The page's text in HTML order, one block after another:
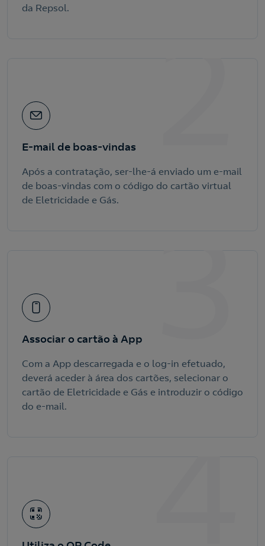
da Repsol.
E-mail de boas-vindas
Após a contratação, ser-lhe-á enviado um e-mail
de boas-vindas com o código do cartão virtual
de Eletricidade e Gás.
Associar o cartão à App
Com a App descarregada e o log-in efetuado,
deverá aceder à área dos cartões, selecionar o
cartão de Eletricidade e Gás e introduzir o código
do e-mail.